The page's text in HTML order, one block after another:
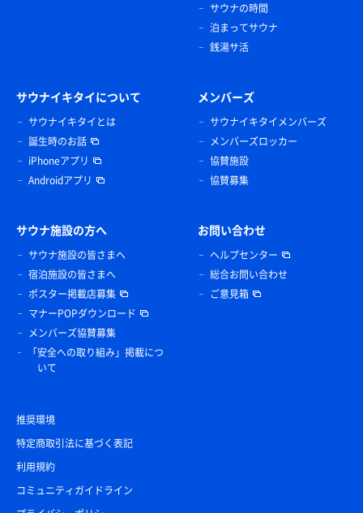
サウナの時間
泊まってサウナ
銭湯サ活
サウナイキタイについて
サウナイキタイとは
誕生時のお話
iPhoneアプリ
Androidアプリ
メンバーズ
サウナイキタイメンバーズ
メンバーズロッカー
協賛施設
協賛募集
サウナ施設の方へ
サウナ施設の皆さまへ
宿泊施設の皆さまへ
ポスター掲載店募集
マナーPOPダウンロード
メンバーズ協賛募集
「安全への取り組み」掲載につ
いて
お問い合わせ
ヘルプセンター
総合お問い合わせ
ご意見箱
推奨環境
特定商取引法に基づく表記
利用規約
コミュニティガイドライン